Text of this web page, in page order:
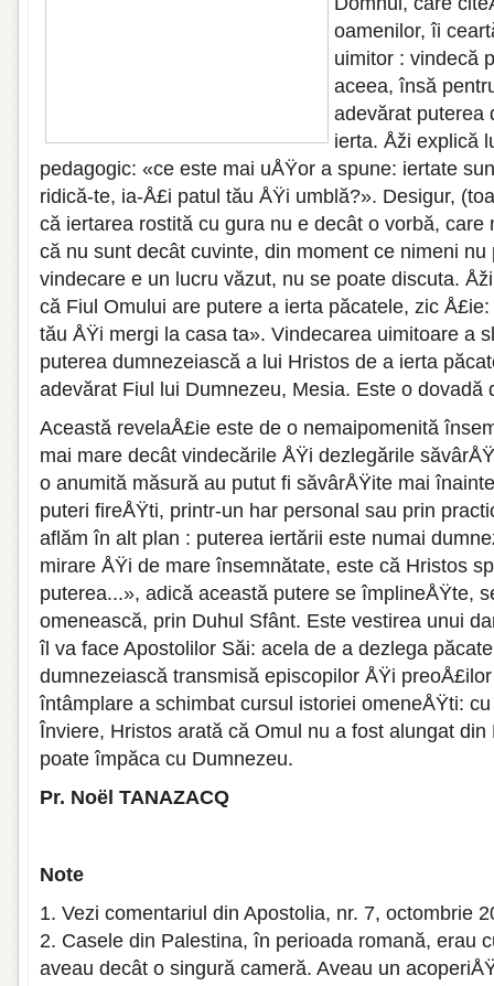
oamenilor, îi
uimitor : vindecă
aceea, însă
adevărat puterea
ierta. Åži explică
pedagogic: «ce este mai uÅŸor a spune: iertate
ridică-te, ia-Å£i patul tău ÅŸi umblă?». Desigur,
că iertarea rostită cu gura nu e decât o vorbă, care
că nu sunt decât cuvinte, din moment ce nimeni
vindecare e un lucru văzut, nu se poate discuta.
că Fiul Omului are putere a ierta păcatele, zic
tău ÅŸi mergi la casa ta». Vindecarea uimitoare a
puterea dumnezeiască a lui Hristos de a ierta
adevărat Fiul lui Dumnezeu, Mesia. Este o dovadă
Această revelaÅ£ie este de o nemaipomenită
mai mare decât vindecările ÅŸi dezlegările
o anumită măsură au putut fi săvârÅŸite mai
puteri fireÅŸti, printr-un har personal sau prin
aflăm în alt plan : puterea iertării este numai
mirare ÅŸi de mare însemnătate, este că Hristos
puterea...», adică această putere se împlineÅŸte,
omenească, prin Duhul Sfânt. Este vestirea unui
îl va face Apostolilor Săi: acela de a dezlega
dumnezeiască transmisă episcopilor ÅŸi
întâmplare a schimbat cursul istoriei omeneÅŸti:
Înviere, Hristos arată că Omul nu a fost alungat
poate împăca cu Dumnezeu.
Pr. Noël TANAZACQ
Note
1. Vezi comentariul din Apostolia, nr. 7, octombrie
2. Casele din Palestina, în perioada romană, erau
aveau decât o singură cameră. Aveau un